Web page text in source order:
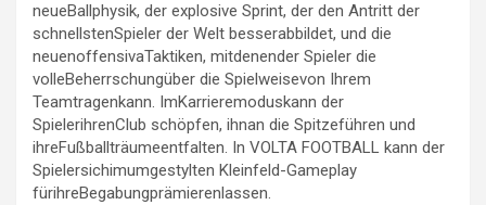
neueBallphysik, der explosive Sprint, der den Antritt der
schnellstenSpieler der Welt besserabbildet, und die
neuenoffensivaTaktiken, mitdenender Spieler die
volleBeherrschungüber die Spielweisevon Ihrem
Teamtragenkann. ImKarrieremoduskann der
SpielerihrenClub schöpfen, ihnan die Spitzeführen und
ihreFußballträumeentfalten. In VOLTA FOOTBALL kann der
Spielersichimumgestylten Kleinfeld-Gameplay
fürihreBegabungprämierenlassen.